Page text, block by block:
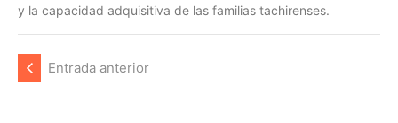
y la capacidad adquisitiva de las familias tachirenses.
Entrada anterior